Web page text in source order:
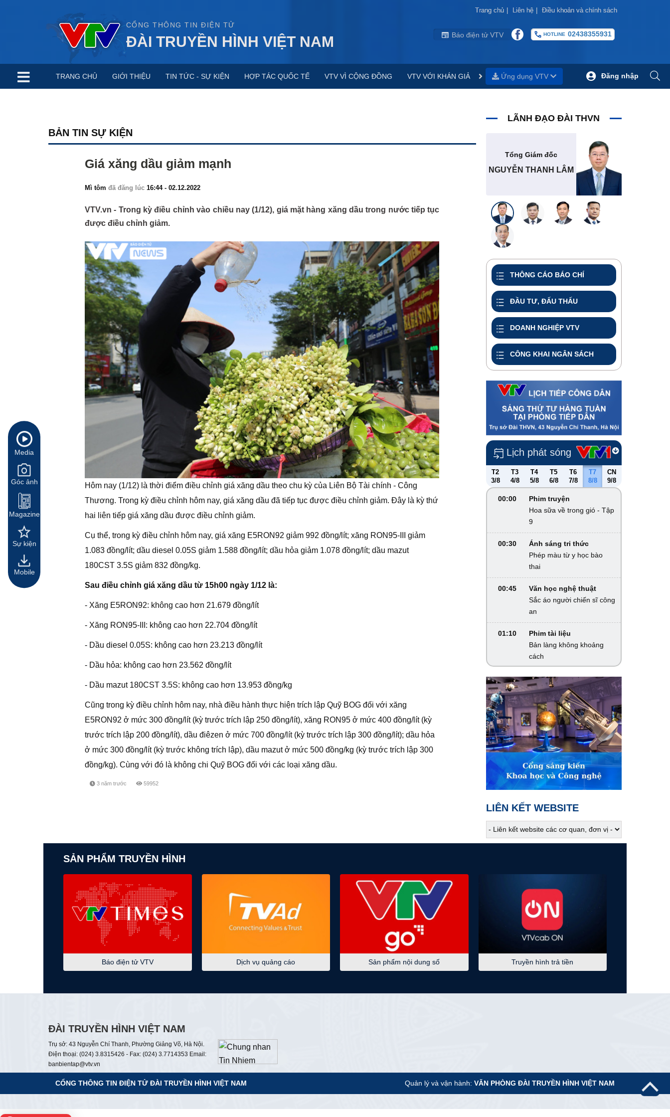
Trang chủ Liên hệ Điều khoản và chính sách
Trang chủ Liên hệ Điều khoản và chính sách
CỔNG THÔNG TIN ĐIỆN TỬ
ĐÀI TRUYỀN HÌNH VIỆT NAM Báo điện tử VTV HOTLINE 02438355931
TRANG CHỦ GIỚI THIỆU TIN TỨC - SỰ KIỆN HỢP TÁC QUỐC TẾ VTV VÌ CỘNG ĐỒNG VTV VỚI KHÁN GIẢ Ứng dụng VTV Đăng nhập
Media
Góc ảnh
Magazine
Sự kiện
Mobile
BẢN TIN SỰ KIỆN
Giá xăng dầu giảm mạnh
Mì tômđã đăng lúc 16:44 - 02.12.2022
VTV.vn - Trong kỳ điều chỉnh vào chiều nay (1/12), giá mặt hàng xăng dầu trong nước tiếp tục
được điều chỉnh giảm.
Hôm nay (1/12) là thời điểm điều chỉnh giá xăng dầu theo chu kỳ của Liên Bộ Tài chính - Công
Thương. Trong kỳ điều chỉnh hôm nay, giá xăng dầu đã tiếp tục được điều chỉnh giảm. Đây là kỳ thứ
hai liên tiếp giá xăng dầu được điều chỉnh giảm.
Cụ thể, trong kỳ điều chỉnh hôm nay, giá xăng E5RON92 giảm 992 đồng/lít; xăng RON95-III giảm
1.083 đồng/lít; dầu diesel 0.05S giảm 1.588 đồng/lít; dầu hỏa giảm 1.078 đồng/lít; dầu mazut
180CST 3.5S giảm 832 đồng/kg.
Sau điều chỉnh giá xăng dầu từ 15h00 ngày 1/12 là:
- Xăng E5RON92: không cao hơn 21.679 đồng/lít
- Xăng RON95-III: không cao hơn 22.704 đồng/lít
- Dầu diesel 0.05S: không cao hơn 23.213 đồng/lít
- Dầu hỏa: không cao hơn 23.562 đồng/lít
- Dầu mazut 180CST 3.5S: không cao hơn 13.953 đồng/kg
Cũng trong kỳ điều chỉnh hôm nay, nhà điều hành thực hiện trích lập Quỹ BOG đối với xăng
E5RON92 ở mức 300 đồng/lít (kỳ trước trích lập 250 đồng/lít), xăng RON95 ở mức 400 đồng/lít (kỳ
trước trích lập 200 đồng/lít), dầu điêzen ở mức 700 đồng/lít (kỳ trước trích lập 300 đồng/lít); dầu hỏa
ở mức 300 đồng/lít (kỳ trước không trích lập), dầu mazut ở mức 500 đồng/kg (kỳ trước trích lập 300
đồng/kg). Cùng với đó là không chi Quỹ BOG đối với các loại xăng dầu.
3 năm trước 59952
LÃNH ĐẠO ĐÀI THVN
Tổng Giám đốc
NGUYỄN THANH LÂM
THÔNG CÁO BÁO CHÍ
ĐẦU TƯ, ĐẤU THẤU
DOANH NGHIỆP VTV
CÔNG KHAI NGÂN SÁCH
Lịch phát sóng
T2
3/8
T3
4/8
T4
5/8
T5
6/8
T6
7/8
T7
8/8
CN
9/8
00:00
Phim truyện
Hoa sữa về trong gió - Tập
9
00:30
Ánh sáng tri thức
Phép màu từ y học bào
thai
00:45
Văn học nghệ thuật
Sắc áo người chiến sĩ công
an
01:10
Phim tài liệu
Bản làng không khoảng
cách
01:40
Khám phá Việt Nam
Sắc hoa trên váy áo người
Mông
02:00
Hiểu sâu - sống chất
Chơi sinh vật cảnh - Đừng
để phạm pháp
02:30
Khám phá Việt Nam
Người Mông giữa mây
ngàn Lai Châu
02:45
VTV Sống khỏe
Rối loạn TIC: Hiểu để chữa
Phim truyện
Người một nhà - Tập 6
S - Việt Nam
Hành trình khám phá vịnh
05:10
Kinh tế bạc
nghệ thuật
LIÊN KẾT WEBSITE
SẢN PHẨM TRUYỀN HÌNH
Báo điện tử VTV Dịch vụ quảng cáo Sản phẩm nội dung số Truyền hình trả tiền
ĐÀI TRUYỀN HÌNH VIỆT NAM
Trụ sở: 43 Nguyễn Chí Thanh, Phường Giảng Võ, Hà Nội.
Điện thoại: (024) 3.8315426 - Fax: (024) 3.7714353 Email:
banbientap@vtv.vn
CỔNG THÔNG TIN ĐIỆN TỬĐÀI TRUYỀN HÌNH VIỆT NAM Quản lý và vận hành:VĂN PHÒNG ĐÀI TRUYỀN HÌNH VIỆT NAM